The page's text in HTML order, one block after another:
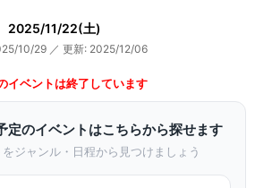
2025/11/22(土)
10/29 ／ 更新: 2025/12/06
イベントは終了しています
定のイベントはこちらから探せます
ジャンル・日程から見つけましょう